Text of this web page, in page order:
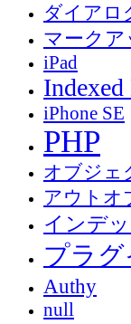
ダイアロ
マークア
iPad
Indexed
iPhone SE
PHP
オブジェ
アウトオ
インデ
プラグ
Authy
null